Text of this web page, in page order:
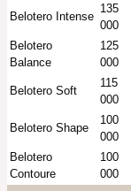
Beloterо Intense
135
000
Beloterо
Balance
125
000
Belotero Soft
115
000
Belotero Shape
100
000
Belotero
Contoure
100
000